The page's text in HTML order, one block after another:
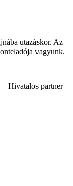
utazáskor. Az
vagyunk.
Hivatalos partner